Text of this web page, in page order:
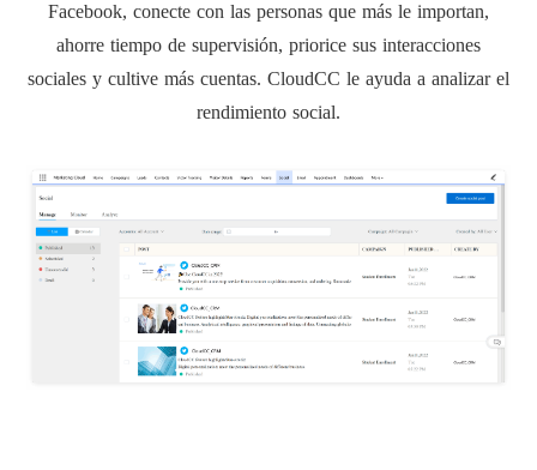
Facebook, conecte con las personas que más le importan,
ahorre tiempo de supervisión, priorice sus interacciones
sociales y cultive más cuentas. CloudCC le ayuda a analizar el
rendimiento social.